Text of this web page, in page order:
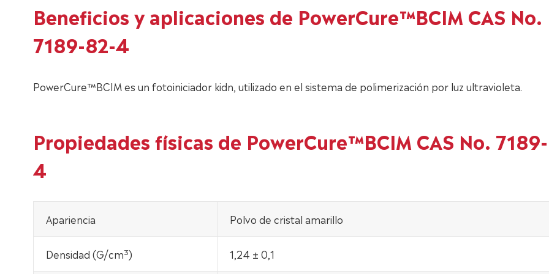
Beneficios y aplicaciones de PowerCure™BCIM CAS No.
7189-82-4
PowerCure™BCIM es un fotoiniciador kidn, utilizado en el sistema de polimerización por luz ultravioleta.
Propiedades físicas de PowerCure™BCIM CAS No.
4
Apariencia Polvo de cristal amarillo
Densidad (G/cm3) 1,24 ± 0,1